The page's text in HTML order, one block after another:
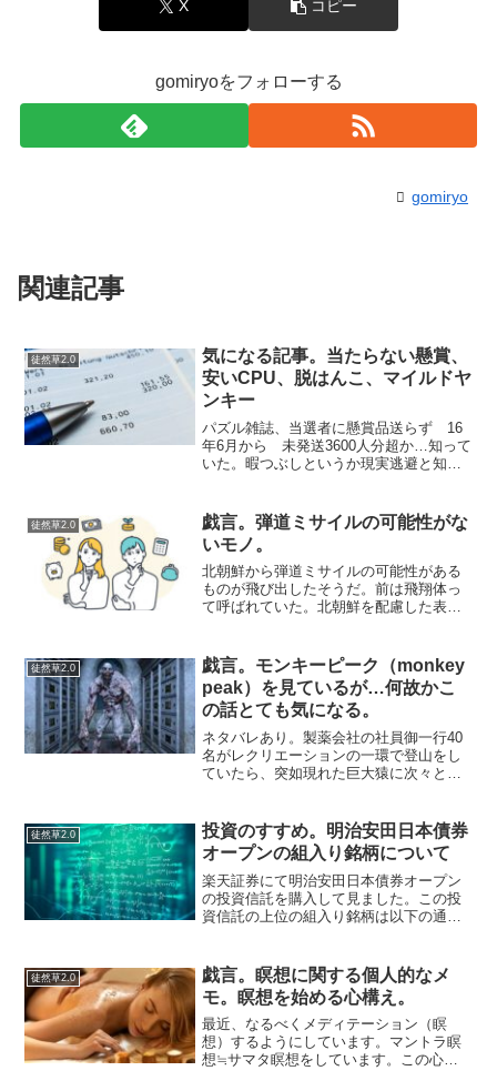
X コピー
gomiryoをフォローする
gomiryo
関連記事
徒然草2.0
気になる記事。当たらない懸賞、
安いCPU、脱はんこ、マイルドヤ
ンキー
パズル雑誌、当選者に懸賞品送らず 16
年6月から 未発送3600人分超か…知って
いた。暇つぶしというか現実逃避と知能
だけどせめて何か欲しいという実益があ
ったほうがいいけ...
徒然草2.0
戯言。弾道ミサイルの可能性がな
いモノ。
北朝鮮から弾道ミサイルの可能性がある
ものが飛び出したそうだ。前は飛翔体っ
て呼ばれていた。北朝鮮を配慮した表現
しは円盤状の何か、もしくは、大きな白
鳥のようなもの…を勝手に...
徒然草2.0
戯言。モンキーピーク（monkey
peak）を見ているが…何故かこ
の話とても気になる。
ネタバレあり。製薬会社の社員御一行40
名がレクリエーションの一環で登山をし
ていたら、突如現れた巨大猿に次々とや
明が難しいし、ストーリーが上手いかと
いうと正直そうでもなく...
徒然草2.0
投資のすすめ。明治安田日本債券
オープンの組入り銘柄について
楽天証券にて明治安田日本債券オープン
の投資信託を購入して見ました。この投
資信託の上位の組入り銘柄は以下の通
息は1.720%もつきます。企業が倒産しな
ければ支払われるもの...
徒然草2.0
戯言。瞑想に関する個人的なメ
モ。瞑想を始める心構え。
最近、なるべくメディテーション（瞑
想）するようにしています。マントラ瞑
想≒サマタ瞑想をしています。この心の